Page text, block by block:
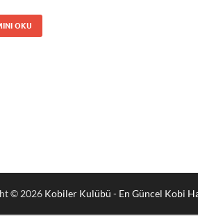
OKU
© 2026 Kobiler Kulübü - En Güncel Kobi